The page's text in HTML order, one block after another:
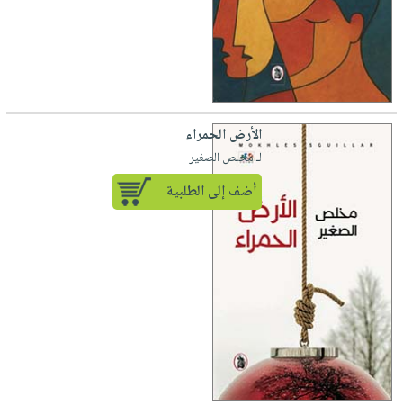
الأرض الحمراء
لـ مخلص الصغير
أضف إلى الطلبية